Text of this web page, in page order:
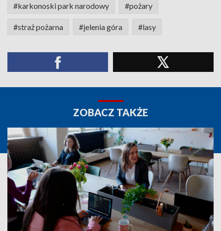
#karkonoski park narodowy #pożary
#straż pożarna #jelenia góra #lasy
ZOBACZ TAKŻE